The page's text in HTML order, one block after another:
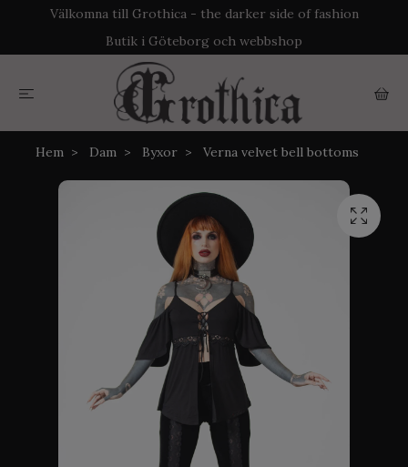
Välkomna till Grothica - the darker side of fashion
Butik i Göteborg och webbshop
Hem Dam Byxor Verna velvet bell bottoms